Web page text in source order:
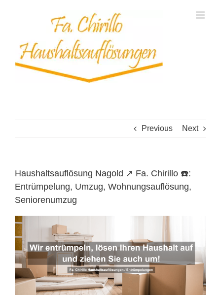
Previous Next
Haushaltsauflösung Nagold ↗️ Fa. Chirillo ☎️:
Entrümpelung, Umzug, Wohnungsauflösung,
Seniorenumzug